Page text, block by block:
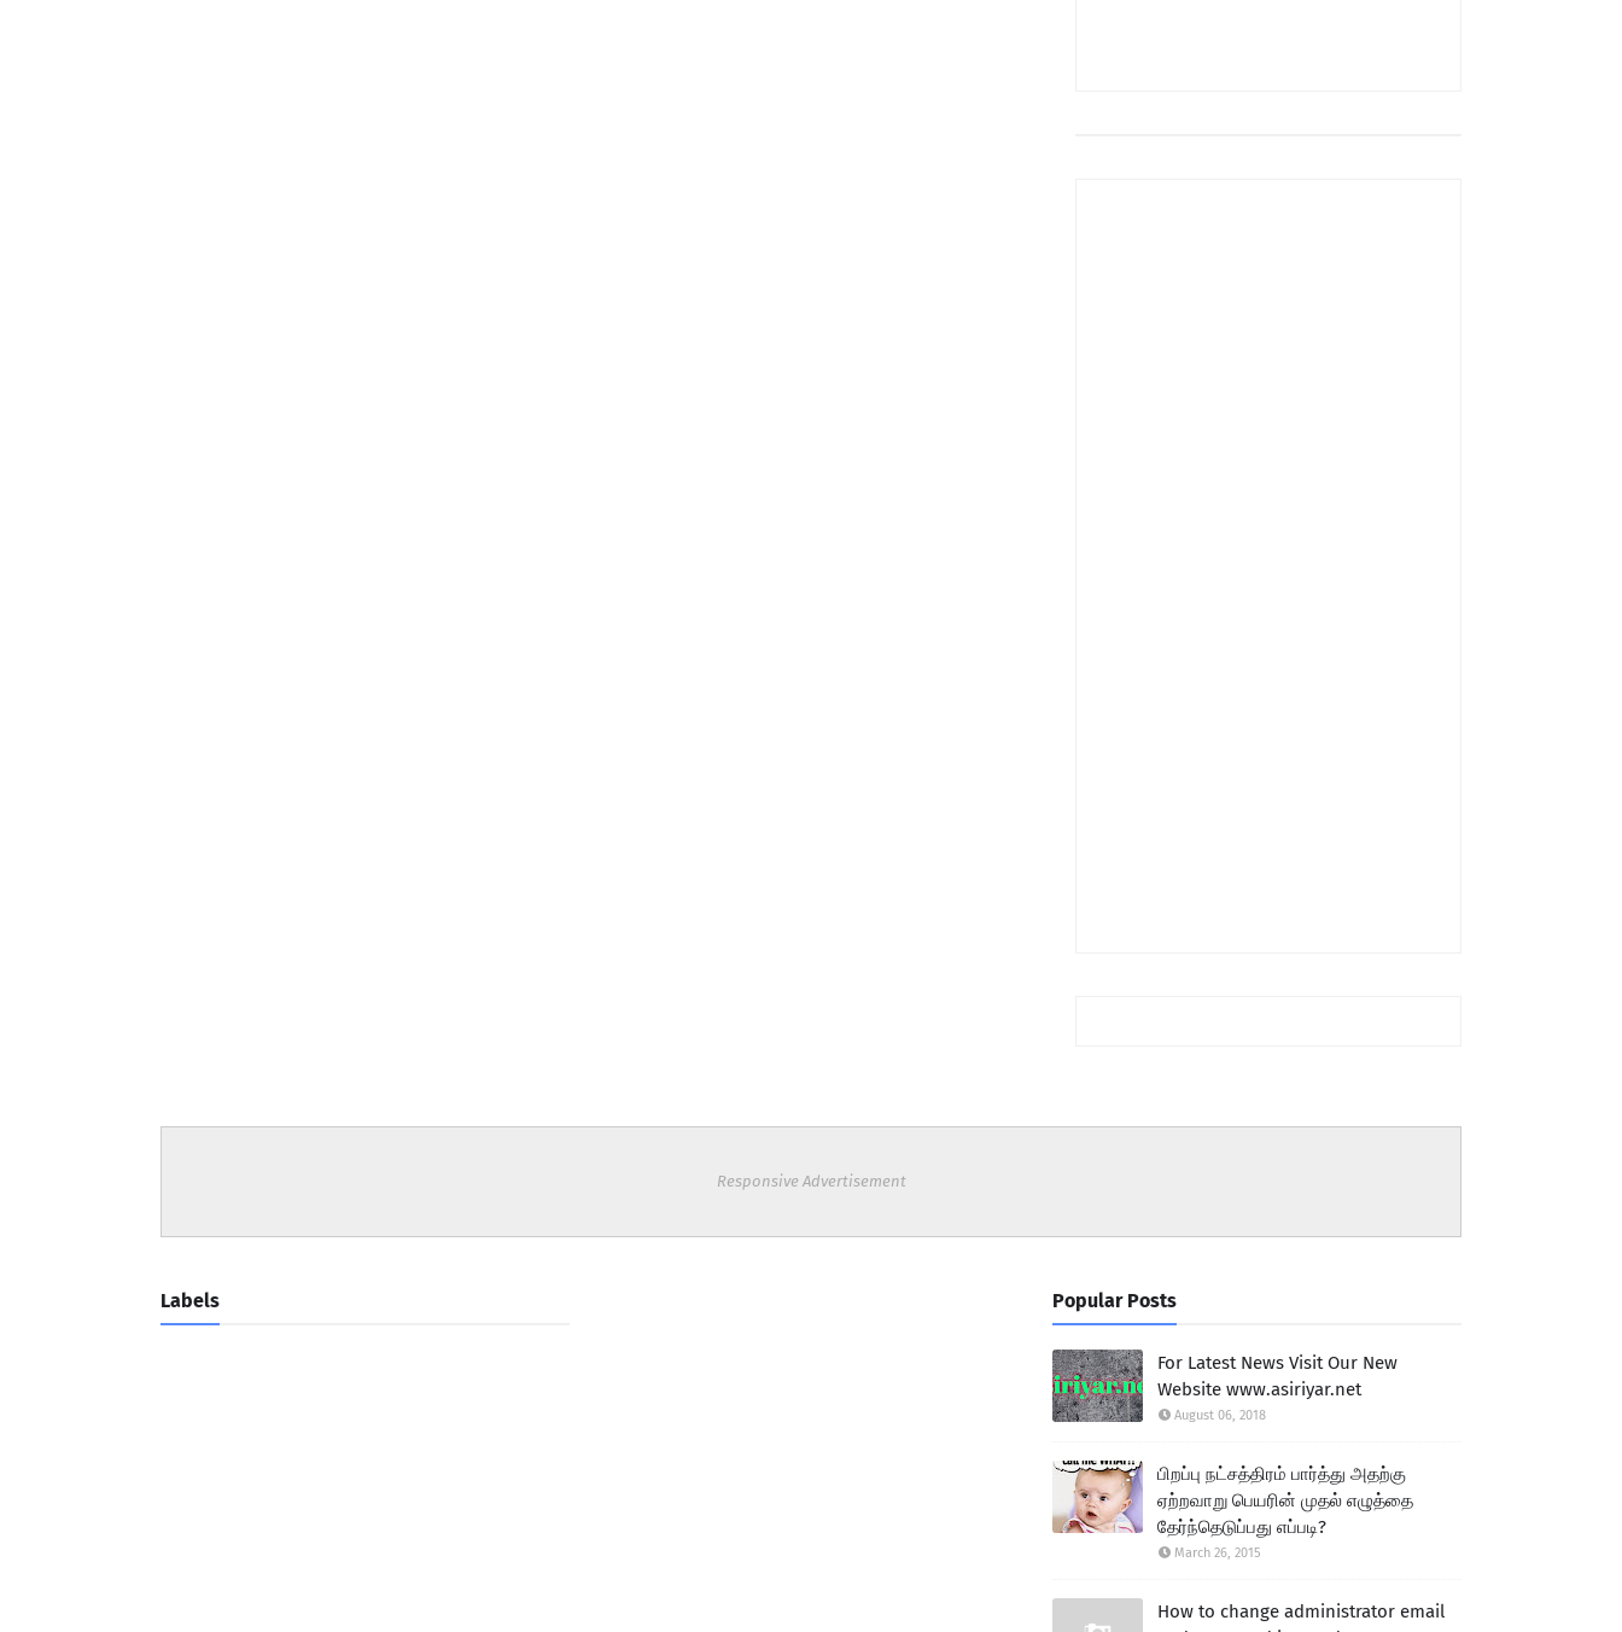
Responsive Advertisement
Labels Popular Posts
For Latest News Visit Our New
Website www.asiriyar.net
August 06, 2018
பிறப்பு நட்சத்திரம் பார்த்து அதற்கு
ஏற்றவாறு பெயரின் முதல் எழுத்தை
தேர்ந்தெடுப்பது எப்படி?
March 26, 2015
How to change administrator email